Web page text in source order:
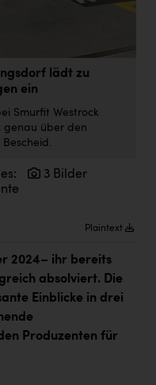
lädt zu
ein
Smurfit Westrock
genau über den
3 Bilder
Plaintext
2024– ihr bereits
absolviert. Die
Einblicke in drei
Produzenten für